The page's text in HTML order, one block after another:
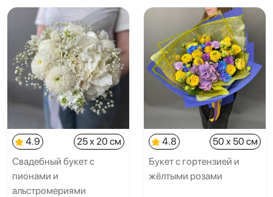
4.9
25 x 20 см
Свадебный букет с
пионами и
альстромериями
4.8
50 x 50 см
Букет с гортензией и
жёлтыми розами